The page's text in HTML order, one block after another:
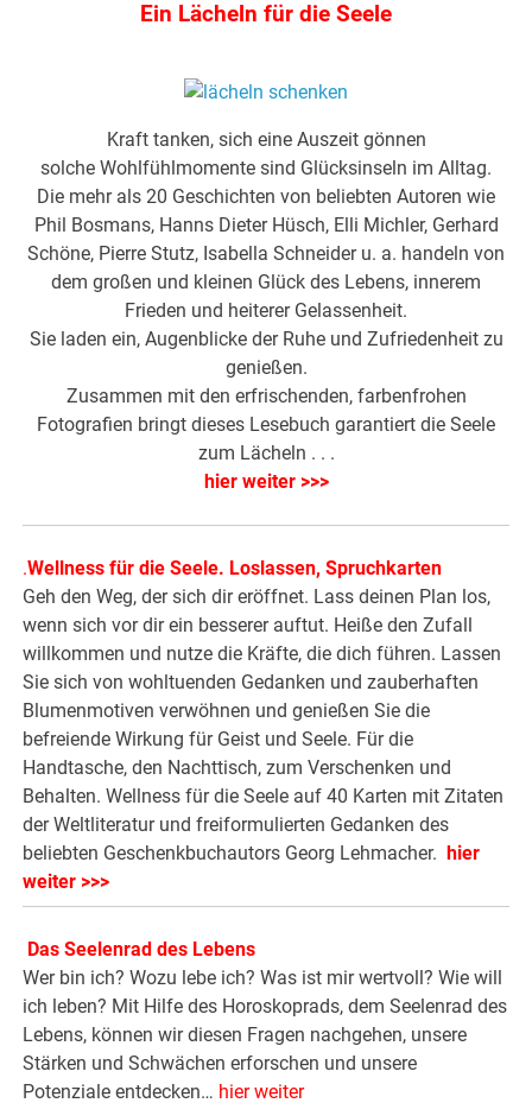
Ein Lächeln für die Seele
Kraft tanken, sich eine Auszeit gönnen
solche Wohlfühlmomente sind Glücksinseln im Alltag.
Die mehr als 20 Geschichten von beliebten Autoren wie
Phil Bosmans, Hanns Dieter Hüsch, Elli Michler, Gerhard
Schöne, Pierre Stutz, Isabella Schneider u. a. handeln von
dem großen und kleinen Glück des Lebens, innerem
Frieden und heiterer Gelassenheit.
Sie laden ein, Augenblicke der Ruhe und Zufriedenheit zu
genießen.
Zusammen mit den erfrischenden, farbenfrohen
Fotografien bringt dieses Lesebuch garantiert die Seele
zum Lächeln . . .
hier weiter >>>
.Wellness für die Seele. Loslassen, Spruchkarten
Geh den Weg, der sich dir eröffnet. Lass deinen Plan los,
wenn sich vor dir ein besserer auftut. Heiße den Zufall
willkommen und nutze die Kräfte, die dich führen. Lassen
Sie sich von wohltuenden Gedanken und zauberhaften
Blumenmotiven verwöhnen und genießen Sie die
befreiende Wirkung für Geist und Seele. Für die
Handtasche, den Nachttisch, zum Verschenken und
Behalten. Wellness für die Seele auf 40 Karten mit Zitaten
der Weltliteratur und freiformulierten Gedanken des
beliebten Geschenkbuchautors Georg Lehmacher.
hier
weiter >>>
Das Seelenrad des Lebens
Wer bin ich? Wozu lebe ich? Was ist mir wertvoll? Wie will
ich leben? Mit Hilfe des Horoskoprads, dem Seelenrad des
Lebens, können wir diesen Fragen nachgehen, unsere
Stärken und Schwächen erforschen und unsere
Potenziale entdecken… hier weiter